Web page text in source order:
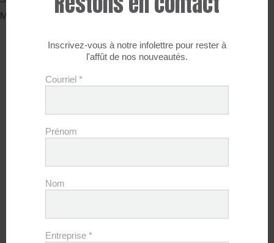
My cart
Continuer à magasiner
Inscrivez-vous à notre infolettre pour rester à
l'affût de nos nouveautés.
Courriel *
Prénom
Nom
Entreprise *